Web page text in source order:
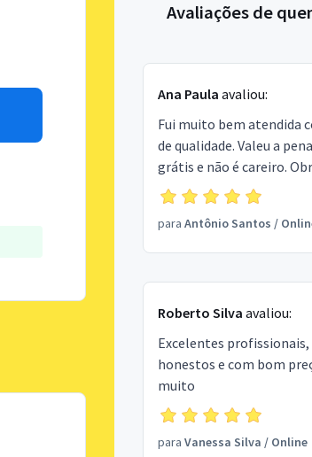
Avaliações de
Ana Paula avaliou:
Fui muito bem atendida
de qualidade. Valeu a
grátis e não é careiro.
para Antônio Santos /
Roberto Silva avaliou:
Excelentes profissionais,
honestos e com bom
muito
para Vanessa Silva / Online